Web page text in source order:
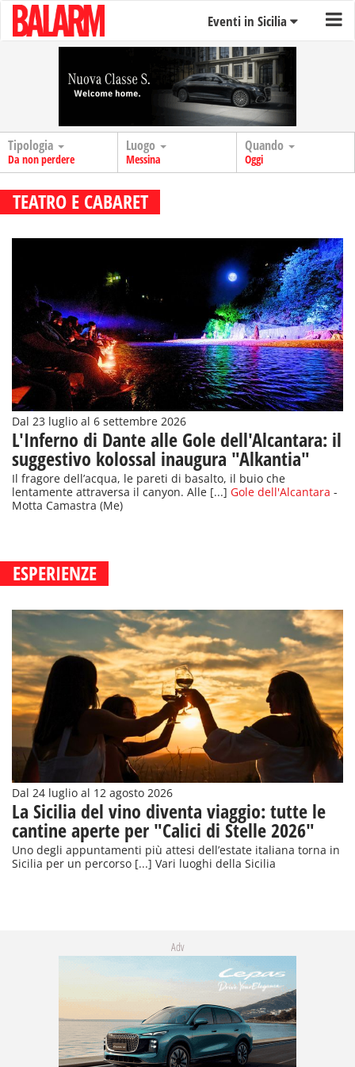
Eventi in Sicilia
Tipologia
Da non perdere
Luogo
Messina
Quando
Oggi
TEATRO E CABARET
Dal 23 luglio al 6 settembre 2026
L'Inferno di Dante alle Gole dell'Alcantara: il
suggestivo kolossal inaugura "Alkantia"
Il fragore dell’acqua, le pareti di basalto, il buio che
lentamente attraversa il canyon. Alle [...] Gole dell'Alcantara -
Motta Camastra (Me)
ESPERIENZE
Dal 24 luglio al 12 agosto 2026
La Sicilia del vino diventa viaggio: tutte le
cantine aperte per "Calici di Stelle 2026"
Uno degli appuntamenti più attesi dell’estate italiana torna in
Sicilia per un percorso [...] Vari luoghi della Sicilia
Adv